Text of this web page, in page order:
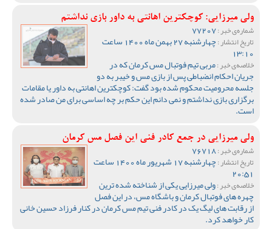
ولی میرزایی: کوچکترین اهانتی به داور بازی نداشتم
شماره‌ی خبر :
تاریخ انتشار : چهارشنبه 27 بهمن ماه 1400 ساعت
13:10
خلاصه‌ی خبر :مربی تیم فوتبال مس کرمان که در
جریان احکام انضباطی پس از بازی مس و خیبر به دو
جلسه محرومیت محکوم شده بود گفت: کوچکترین اهانتی به داور یا مقامات
برگزاری بازی نداشتم و نمی دانم این حکم بر چه اساسی برای من صادر شده
است.
ولی میرزایی در جمع کادر فنی این فصل مس کرمان
شماره‌ی خبر :
تاریخ انتشار : چهارشنبه 17 شهریور ماه 1400 ساعت
20:51
خلاصه‌ی خبر :ولی میرزایی یکی از شناخته شده ترین
چهره های فوتبال کرمان و باشگاه مس، در این فصل
از رقابت های لیگ یک در کادر فنی تیم مس کرمان در کنار فرزاد حسین خانی
کار خواهد کرد.